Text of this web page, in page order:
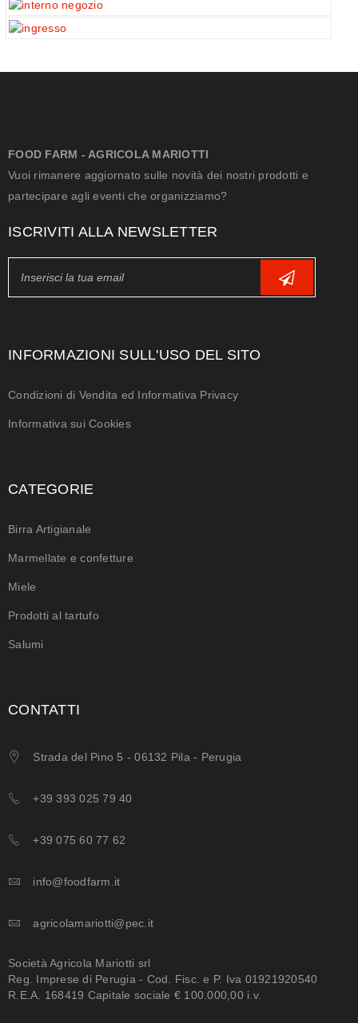
FOOD FARM - AGRICOLA MARIOTTI
Vuoi rimanere aggiornato sulle novità dei nostri prodotti e
partecipare agli eventi che organizziamo?
ISCRIVITI ALLA NEWSLETTER
INFORMAZIONI SULL'USO DEL SITO
Condizioni di Vendita ed Informativa Privacy
Informativa sui Cookies
CATEGORIE
Birra Artigianale
Marmellate e confetture
Miele
Prodotti al tartufo
Salumi
CONTATTI
Strada del Pino 5 - 06132 Pila - Perugia
+39 393 025 79 40
+39 075 60 77 62
info@foodfarm.it
agricolamariotti@pec.it
Società Agricola Mariotti srl
Reg. Imprese di Perugia - Cod. Fisc. e P. Iva 01921920540
R.E.A. 168419 Capitale sociale € 100.000,00 i.v.